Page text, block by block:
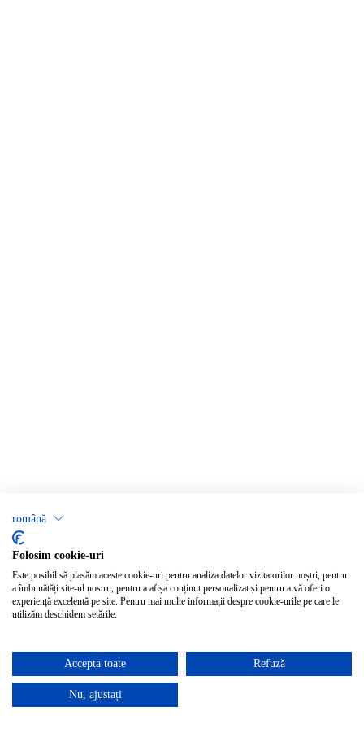
română
Folosim cookie-uri
Este posibil să plasăm aceste cookie-uri pentru analiza datelor vizitatorilor noștri, pentru
a îmbunătăți site-ul nostru, pentru a afișa conținut personalizat și pentru a vă oferi o
experiență excelentă pe site. Pentru mai multe informații despre cookie-urile pe care le
utilizăm deschidem setările.
Accepta toate Refuză
Nu, ajustați